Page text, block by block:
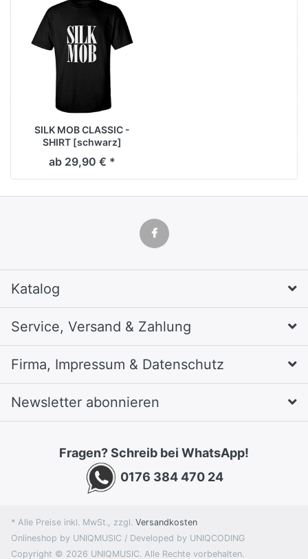
SILK MOB CLASSIC -
SHIRT [schwarz]
ab 29,90 € *
Katalog
Service, Versand & Zahlung
Firma, Impressum & Datenschutz
Newsletter abonnieren
Fragen? Schreib bei WhatsApp!
0176 384 470 24
* Alle Preise inkl. MwSt., zzgl. Versandkosten
Onlineshop by UNIQMUSIC / Developed by UNIQCODING
Copyright © 2026 UNIQMUSIC. Alle Rechte vorbehalten.